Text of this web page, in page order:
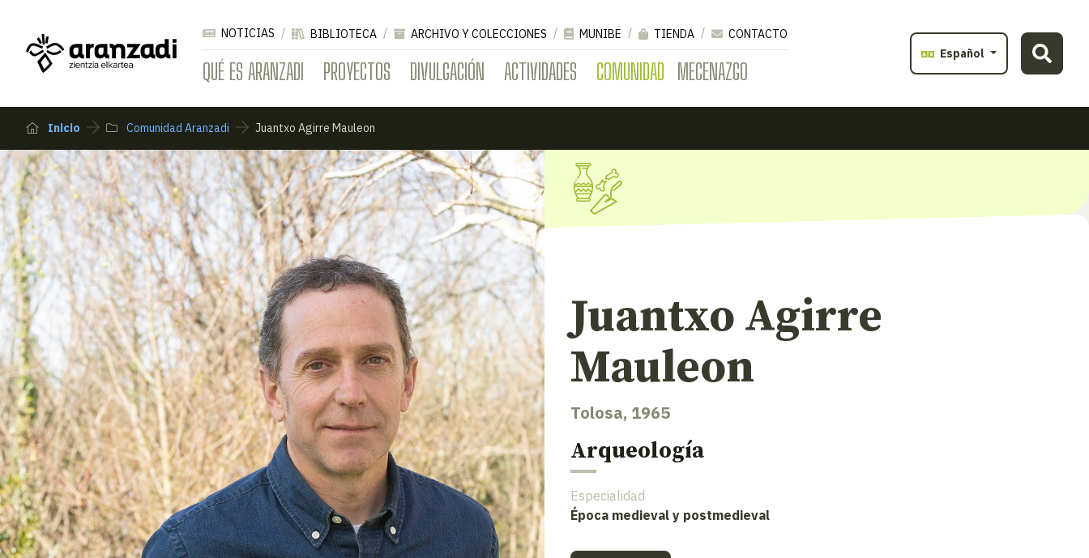
QUÉ ES ARANZADI PROYECTOS DIVULGACIÓN ACTIVIDADES COMUNIDAD MECENAZGO
NOTICIAS BIBLIOTECA ARCHIVO Y COLECCIONES MUNIBE TIENDA
CONTACTO
Español
Inicio Comunidad Aranzadi Juantxo Agirre Mauleon
Juantxo Agirre
Mauleon
Tolosa, 1965
Arqueología
Especialidad
Época medieval y postmedieval